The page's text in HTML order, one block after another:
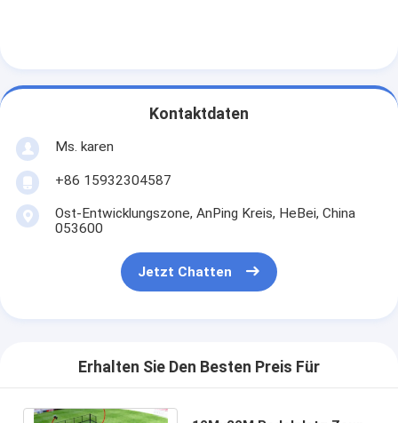
Kontaktdaten
Ms. karen
+86 15932304587
Ost-Entwicklungszone, AnPing Kreis, HeBei, China
053600
Jetzt Chatten
Erhalten Sie Den Besten Preis Für